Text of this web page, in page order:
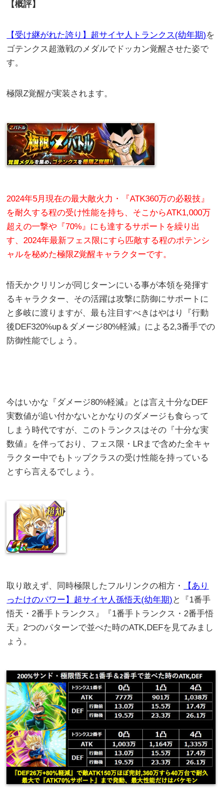
【概評】
【受け継がれた誇り】超サイヤ人トランクス(幼年期)を
ゴテンクス超激戦のメダルでドッカン覚醒させた姿で
す。
極限Z覚醒が実装されます。
2024年5月現在の最大敵火力・『ATK360万の必殺技』
を耐久する程の受け性能を持ち、そこからATK1,000万
超えの一撃や『70%』にも達するサポートを繰り出
す、2024年最新フェス限にすら匹敵する程のポテンシ
ャルを秘めた極限Z覚醒キャラクターです。
悟天かクリリンが同じターンにいる事が本領を発揮す
るキャラクター、その活躍は攻撃に防御にサポートに
と多岐に渡りますが、最も注目すべきはやはり『行動
後DEF320%up＆ダメージ80%軽減』による2,3番手での
防御性能でしょう。
今はいかな『ダメージ80%軽減』とは言え十分なDEF
実数値が追い付かないとかなりのダメージも食らって
しまう時代ですが、このトランクスはその『十分な実
数値』を伴っており、フェス限・LRまで含めた全キャ
ラクター中でもトップクラスの受け性能を持っている
とすら言えるでしょう。
取り敢えず、同時極限したフルリンクの相方・
【あり
ったけのパワー】超サイヤ人孫悟天(幼年期) と『1番手
悟天・2番手トランクス』『1番手トランクス・2番手悟
天』2つのパターンで並べた時のATK,DEFを見てみまし
ょう。